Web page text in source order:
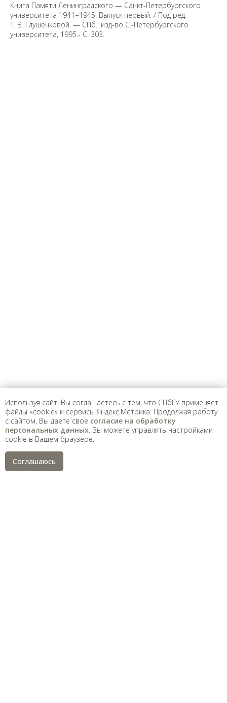
Книга Памяти Ленинградского — Санкт-Петербургского
университета 1941−1945. Выпуск первый. / Под ред.
Т. В. Глушенковой. — СПб.: изд-во С.-Петербургского
университета, 1995.- С. 303.
На данном информационном ресурсе могут быть
опубликованы архивные материалы с упоминанием
физических и юридических лиц, включенных
Министерством юстиции Российской Федерации в реестр
иностранных агентов, а также организаций, признанных
экстремистскими и запрещенных на территории
Политика СПбГУ в отношении обработки
Используя сайт, Вы соглашаетесь с тем, что СПбГУ применяет
файлы «cookie» и сервисы Яндекс.Метрика. Продолжая работу
с сайтом, Вы даете свое согласие на обработку
персональных данных . Вы можете управлять настройками
cookie в Вашем браузере.
Соглашаюсь